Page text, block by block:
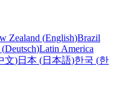
Zealand (English)Brazil
(Deutsch)Latin America
文)日本 (日本語)한국 (한